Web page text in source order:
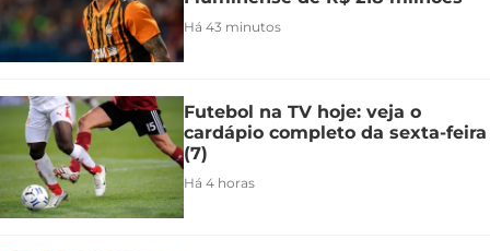
Há 43 minutos
Futebol na TV hoje: veja o
cardápio completo da sexta-feira
(7)
Há 4 horas